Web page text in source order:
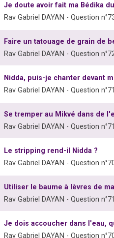
Je doute avoir fait ma Bédika
Rav Gabriel DAYAN - Question
Faire un tatouage de grain de
Rav Gabriel DAYAN - Question
Nidda, puis-je chanter devant
Rav Gabriel DAYAN - Question
Se tremper au Mikvé dans de
Rav Gabriel DAYAN - Question
Le stripping rend-il Nidda ?
Rav Gabriel DAYAN - Question
Utiliser le baume à lèvres de
Rav Gabriel DAYAN - Question
Je dois accoucher dans l'eau,
Rav Gabriel DAYAN - Question